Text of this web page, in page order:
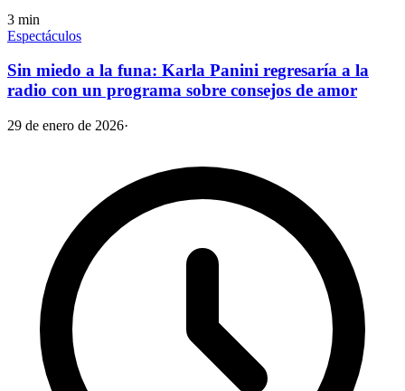
3 min
Espectáculos
Sin miedo a la funa: Karla Panini regresaría a la
radio con un programa sobre consejos de amor
29 de enero de 2026·